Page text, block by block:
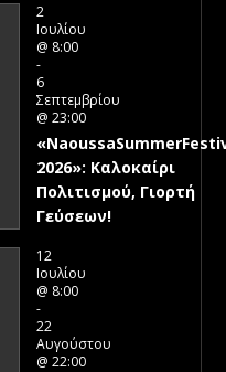
2
Ιουλίου
@ 8:00
-
6
Σεπτεμβρίου
@ 23:00
2026»: Καλοκαίρι
Πολιτισμού, Γιορτή
Γεύσεων!
12
Ιουλίου
@ 8:00
-
22
Αυγούστου
@ 22:00